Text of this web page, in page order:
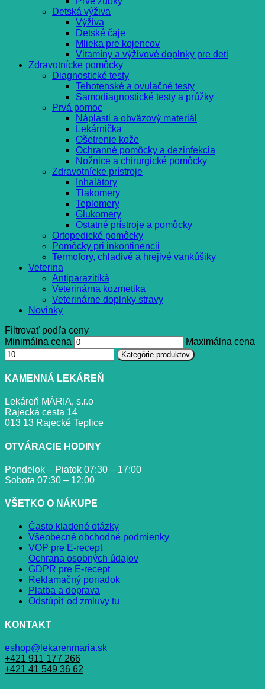
Detská výživa
Výživa
Detské čaje
Mlieka pre kojencov
Vitamíny a výživové doplnky pre deti
Zdravotnícke pomôcky
Diagnostické testy
Tehotenské a ovulačné testy
Samodiagnostické testy a prúžky
Prvá pomoc
Náplasti a obväzový materiál
Lekárnička
Ošetrenie kože
Ochranné pomôcky a dezinfekcia
Nožnice a chirurgické pomôcky
Zdravotnícke prístroje
Inhalátory
Tlakomery
Teplomery
Glukomery
Ostatné prístroje a pomôcky
Ortopedické pomôcky
Pomôcky pri inkontinencii
Termofory, chladivé a hrejivé vankúšiky
Veterina
Antiparazitiká
Veterinárna kozmetika
Veterinárne doplnky stravy
Novinky
Filtrovať podľa ceny
Minimálna cena
Maximálna cena
Kategórie produktov
KAMENNÁ LEKÁREŇ
Lekáreň MÁRIA, s.r.o
Rajecká cesta 14
013 13 Rajecké Teplice
OTVÁRACIE HODINY
Pondelok – Piatok 07:30 – 17:00
Sobota 07:30 – 12:00
VŠETKO O NÁKUPE
Často kladené otázky
Všeobecné obchodné podmienky
VOP pre E-recept
Ochrana osobných údajov
GDPR pre E-recept
Reklamačný poriadok
Platba a doprava
Odstúpiť od zmluvy tu
KONTAKT
eshop@lekarenmaria.sk
+421 911 177 266
+421 41 549 36 62